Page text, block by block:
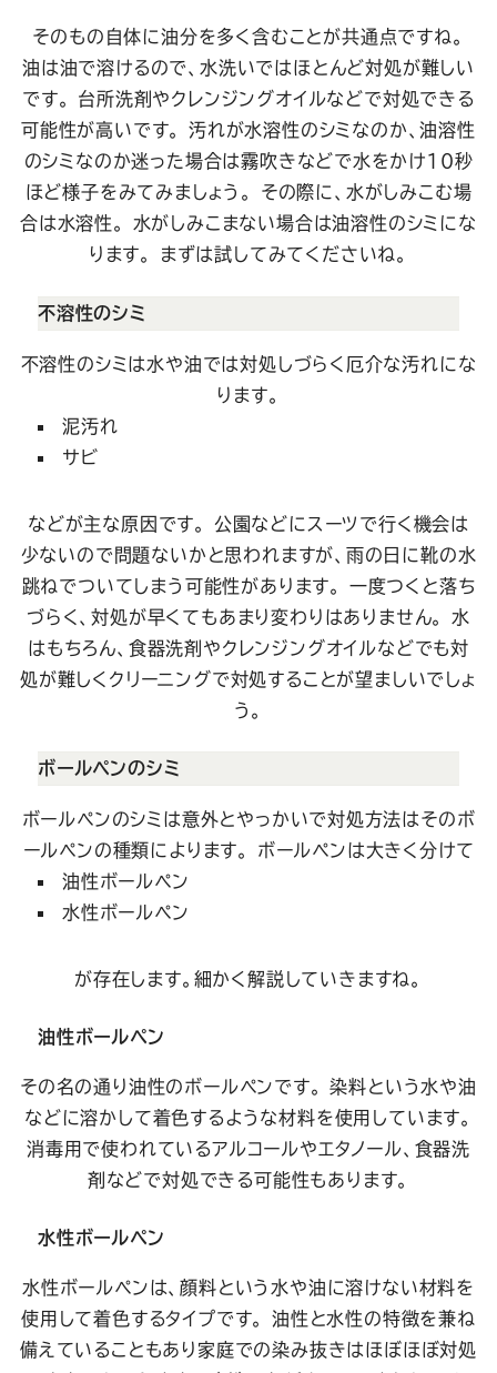
そのもの自体に油分を多く含むことが共通点ですね。
油は油で溶けるので、水洗いではほとんど対処が難しい
です。 台所洗剤やクレンジングオイルなどで対処できる
可能性が高いです。汚れが水溶性のシミなのか、油溶性
のシミなのか迷った場合は霧吹きなどで水をかけ10秒
ほど様子をみてみましょう。 その際に、水がしみこむ場
合は水溶性。 水がしみこまない場合は油溶性のシミにな
ります。 まずは試してみてくださいね。
不溶性のシミ
不溶性のシミは水や油では対処しづらく厄介な汚れにな
ります。
泥汚れ
サビ
などが主な原因です。 公園などにスーツで行く機会は
少ないので問題ないかと思われますが、雨の日に靴の水
跳ねでついてしまう可能性があります。 一度つくと落ち
づらく、対処が早くてもあまり変わりはありません。 水
はもちろん、食器洗剤やクレンジングオイルなどでも対
処が難しくクリーニングで対処することが望ましいでしょ
う。
ボールペンのシミ
ボールペンのシミは意外とやっかいで対処方法はそのボ
ールペンの種類によります。 ボールペンは大きく分けて
油性ボールペン
水性ボールペン
が存在します。細かく解説していきますね。
油性ボールペン
その名の通り油性のボールペンです。 染料という水や油
などに溶かして着色するような材料を使用しています。
消毒用で使われているアルコールやエタノール、食器洗
剤などで対処できる可能性もあります。
水性ボールペン
水性ボールペンは、顔料という水や油に溶けない材料を
使用して着色するタイプです。 油性と水性の特徴を兼ね
備えていることもあり家庭での染み抜きはほぼほぼ対処